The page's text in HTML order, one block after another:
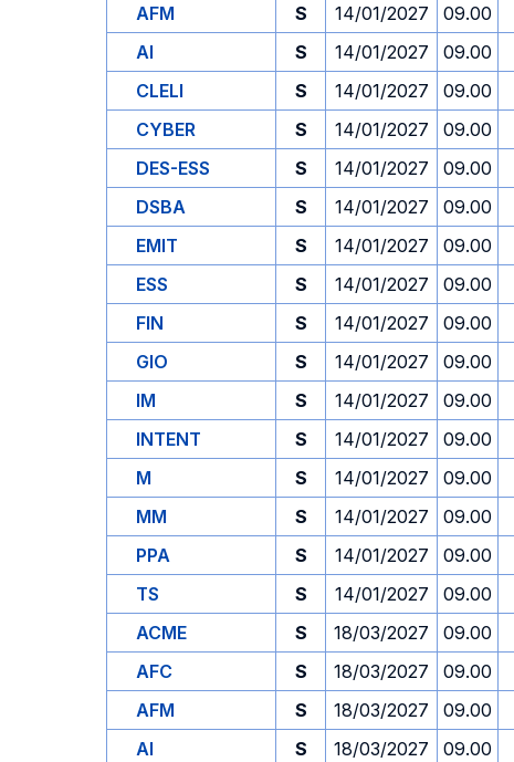
AFM
S 14/01/2027 09.00
AI
S 14/01/2027 09.00
CLELI
S 14/01/2027 09.00
CYBER
S 14/01/2027 09.00
DES-ESS
S 14/01/2027 09.00
DSBA
S 14/01/2027 09.00
EMIT
S 14/01/2027 09.00
ESS
S 14/01/2027 09.00
FIN
S 14/01/2027 09.00
GIO
S 14/01/2027 09.00
IM
S 14/01/2027 09.00
INTENT
S 14/01/2027 09.00
M
S 14/01/2027 09.00
MM
S 14/01/2027 09.00
PPA
S 14/01/2027 09.00
TS
S 14/01/2027 09.00
ACME
S 18/03/2027 09.00
AFC
S 18/03/2027 09.00
AFM
S 18/03/2027 09.00
AI
S 18/03/2027 09.00